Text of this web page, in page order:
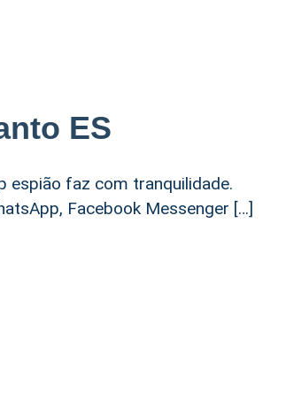
ES
espião faz com tranquilidade.
Facebook Messenger […]